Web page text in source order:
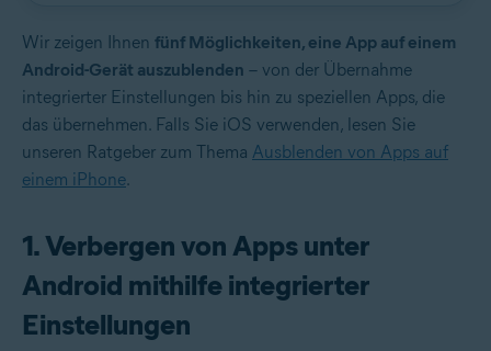
Wir zeigen Ihnen fünf Möglichkeiten, eine App auf einem
Android-Gerät auszublenden – von der Übernahme
integrierter Einstellungen bis hin zu speziellen Apps, die
das übernehmen. Falls Sie iOS verwenden, lesen Sie
unseren Ratgeber zum Thema Ausblenden von Apps auf
einem iPhone.
1. Verbergen von Apps unter
Android mithilfe integrierter
Einstellungen